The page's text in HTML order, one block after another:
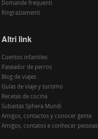
Domande frequenti
Ringraziamenti
Altri link
Cuentos infantiles
Paseador de perros
Blog de viajes
Guías de viaje y turismo
Recetas de cocina
Subastas Sphera Mundi
Amigos, contactos y conocer gente
Amigos, contatos e conhecer pessoas